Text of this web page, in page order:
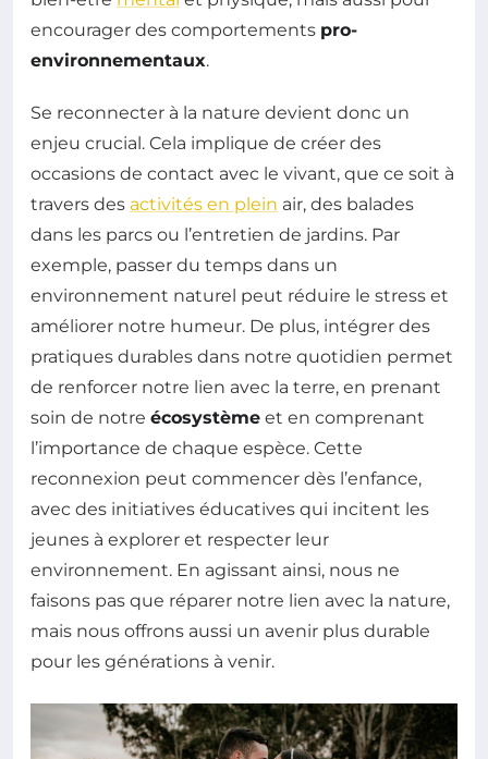
encourager des comportements pro-
environnementaux.
Se reconnecter à la nature devient donc un
enjeu crucial. Cela implique de créer des
occasions de contact avec le vivant, que ce soit à
travers des activités en plein air, des balades
dans les parcs ou l’entretien de jardins. Par
exemple, passer du temps dans un
environnement naturel peut réduire le stress et
améliorer notre humeur. De plus, intégrer des
pratiques durables dans notre quotidien permet
de renforcer notre lien avec la terre, en prenant
soin de notre écosystème et en comprenant
l’importance de chaque espèce. Cette
reconnexion peut commencer dès l’enfance,
avec des initiatives éducatives qui incitent les
jeunes à explorer et respecter leur
environnement. En agissant ainsi, nous ne
faisons pas que réparer notre lien avec la nature,
mais nous offrons aussi un avenir plus durable
pour les générations à venir.